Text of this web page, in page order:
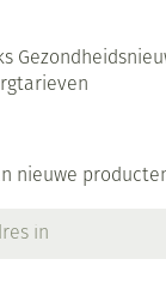
nieuwe